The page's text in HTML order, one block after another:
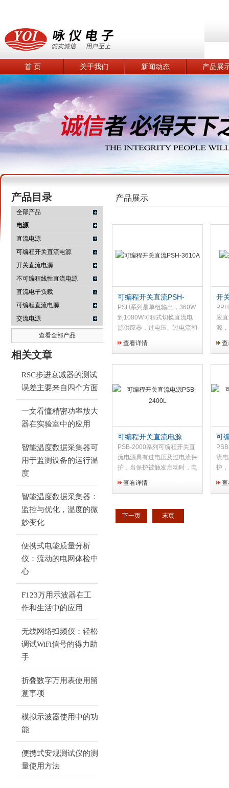
首 页 关于我们 新闻动态 产品展
产品目录
全部产品
电源
直流电源
可编程开关直流电源
开关直流电源
不可编程线性直流电源
直流电子负载
可编程直流电源
交流电源
查看全部产品
相关文章
RSC步进衰减器的测试
误差主要来自四个方面
一文看懂精密功率放大
器在实验室中的应用
智能温度数据采集器可
用于监测设备的运行温
度
智能温度数据采集器：
监控与优化，温度的微
妙变化
便携式电能质量分析
仪：流动的电网体检中
心
F123万用示波器在工
作和生活中的应用
无线网络扫频仪：轻松
调试WiFi信号的得力助
手
折叠数字万用表使用留
意事项
模拟示波器使用中的功
能
便携式安规测试仪的测
量使用方法
产品展示
可编程开关直流PSH-
3610A
PSH系列是单组输出，360W
到1080W可程式切换直流电
源供应器，过电压、过电流和
和负载免受意外的损坏。
查看详情
开
应
源
可编程开关直流电源
PSB-2400L
PSB-2000系列可编程开关直
流电源具有过电压及过电流保
护，当保护被触发启动时，电
闭，以保护待测物。当用来对
免在充电过程中所产生的反向
电流损坏电源供应器
查看详情
可
流
护
下一页 末页